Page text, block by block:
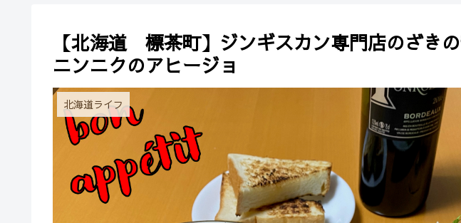
【北海道 標茶町】ジンギスカン専門店のざき
ニンニクのアヒージョ
北海道ライフ